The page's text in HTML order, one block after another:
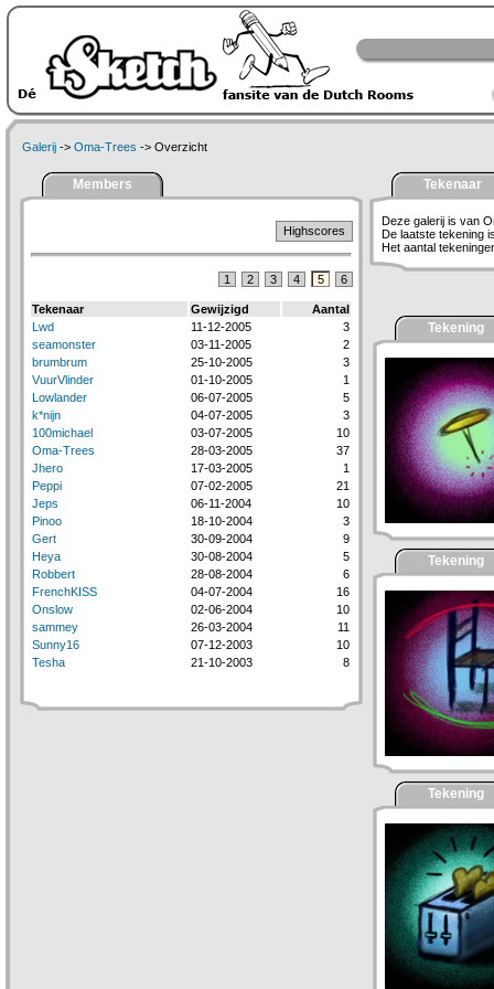
Galerij -> Oma-Trees -> Overzicht
Members
Highscores
1 2 3 4 5 6
Tekenaar Gewijzigd
Aantal
Lwd
11-12-2005
3
seamonster
03-11-2005
2
brumbrum
25-10-2005
3
VuurVlinder
01-10-2005
1
Lowlander
06-07-2005
5
k*nijn
04-07-2005
3
100michael
03-07-2005
10
Oma-Trees
28-03-2005
37
Jhero
17-03-2005
1
Peppi
07-02-2005
21
Jeps
06-11-2004
10
Pinoo
18-10-2004
3
Gert
30-09-2004
9
Heya
30-08-2004
5
Robbert
28-08-2004
6
FrenchKISS
04-07-2004
16
Onslow
02-06-2004
10
sammey
26-03-2004
11
Sunny16
07-12-2003
10
Tesha
21-10-2003 8
Tekenaar
Deze galerij is van
De laatste tekening
Het aantal
Tekening
Tekening
Tekening